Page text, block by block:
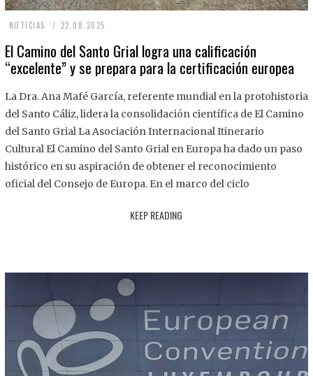
NOTICIAS 22.08.2025
.
8
2
2
El Camino del Santo Grial logra una calificación
“excelente” y se prepara para la certificación europea
La Dra. Ana Mafé García, referente mundial en la protohistoria
del Santo Cáliz, lidera la consolidación científica de El Camino
del Santo Grial La Asociación Internacional Itinerario
Cultural El Camino del Santo Grial en Europa ha dado un paso
histórico en su aspiración de obtener el reconocimiento
oficial del Consejo de Europa. En el marco del ciclo
KEEP READING